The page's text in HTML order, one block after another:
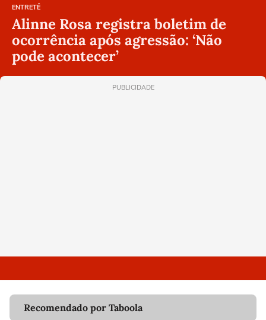
ENTRETÊ
Alinne Rosa registra boletim de
ocorrência após agressão: ‘Não
pode acontecer’
PUBLICIDADE
Recomendado por Taboola